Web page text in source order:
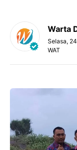
Warta
Selasa,
WAT